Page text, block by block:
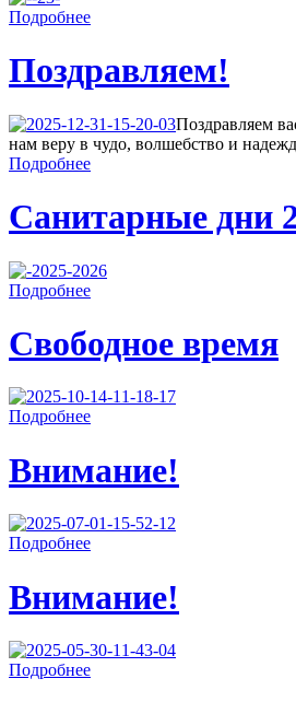
Подробнее
Поздравляем!
Поздравляем
нам веру в чудо, волшебство и
Подробнее
Санитарные дни
Подробнее
Свободное время
Подробнее
Внимание!
Подробнее
Внимание!
Подробнее